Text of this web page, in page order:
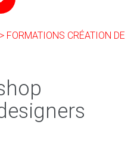
> FORMATIONS CRÉATION DE